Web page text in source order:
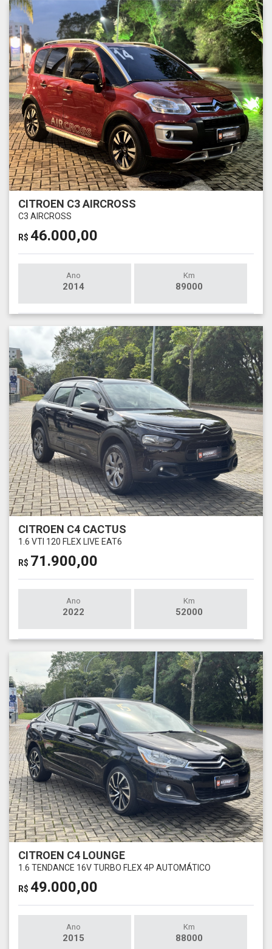
CITROEN C3 AIRCROSS
C3 AIRCROSS
R$ 46.000,00
Ano
2014
Km
89000
CITROEN C4 CACTUS
1.6 VTI 120 FLEX LIVE EAT6
R$ 71.900,00
Ano
2022
Km
52000
CITROEN C4 LOUNGE
1.6 TENDANCE 16V TURBO FLEX 4P AUTOMÁTICO
R$ 49.000,00
Ano
2015
Km
88000